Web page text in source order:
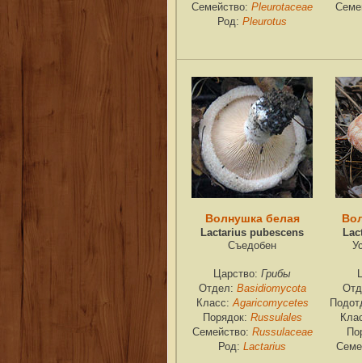
Семейство: Pleurotaceae
Род: Pleurotus
Волнушка белая
Lactarius pubescens
Съедобен
Царство: Грибы
Отдел: Basidiomycota
Класс:Agaricomycetes
Порядок: Russulales
Семейство: Russulaceae
Род: Lactarius